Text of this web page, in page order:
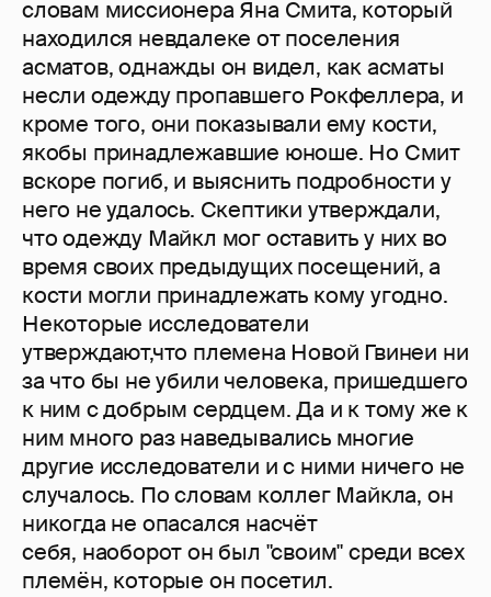
словам миссионера Яна Смита, который
находился невдалеке от поселения
асматов, однажды он видел, как асматы
несли одежду пропавшего Рокфеллера, и
кроме того, они показывали ему кости,
якобы принадлежавшие юноше. Но Смит
вскоре погиб, и выяснить подробности у
него не удалось. Скептики утверждали,
что одежду Майкл мог оставить у них во
время своих предыдущих посещений, а
кости могли принадлежать кому угодно.
Некоторые исследователи
утверждают,что племена Новой Гвинеи ни
за что бы не убили человека, пришедшего
к ним с добрым сердцем. Да и к тому же к
ним много раз наведывались многие
другие исследователи и с ними ничего не
случалось. По словам коллег Майкла, он
никогда не опасался насчёт
себя, наоборот он был "своим" среди всех
племён, которые он посетил.